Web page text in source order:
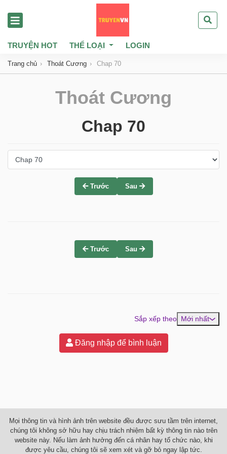
TRUYỆN HOT THỂ LOẠI LOGIN
Trang chủ Thoát Cương Chap 70
Thoát Cương
Chap 70
Trước Sau
Trước Sau
Sắp xếp theo Mới nhất
Đăng nhập để bình luận
Mọi thông tin và hình ảnh trên website đều được sưu tầm trên internet,
chúng tôi không sở hữu hay chịu trách nhiệm bất kỳ thông tin nào trên
website này. Nếu làm ảnh hưởng đến cá nhân hay tổ chức nào, khi
được yêu cầu, chúng tôi sẽ xem xét và gỡ bỏ ngay lập tức.